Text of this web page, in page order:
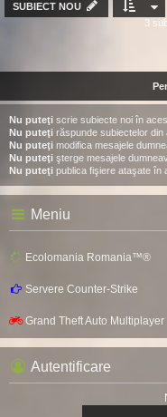
SUBIECT NOU
3
Nu puteţi scrie subiecte noi în
Nu puteţi răspunde subiectelor din
Nu puteţi modifica mesajele
Nu puteţi şterge mesajele
Nu puteţi publica fişiere ataşate în
Meniu
Ecolomania Romania™®
Servere Counter-Strike
Grand Theft Auto Multiplayer
Autentificare